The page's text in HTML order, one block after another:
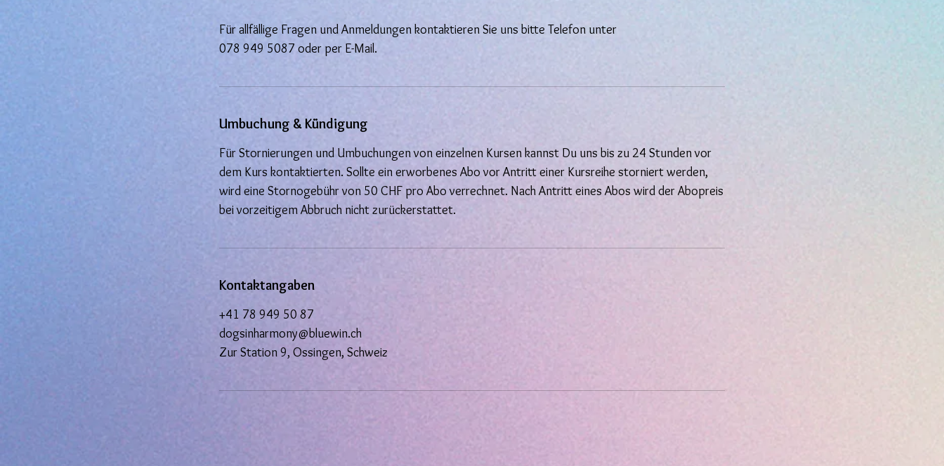
Für allfällige Fragen und Anmeldungen kontaktieren Sie uns bitte Telefon unter
078 949 5087 oder per E-Mail.
Umbuchung & Kündigung
Für Stornierungen und Umbuchungen von einzelnen Kursen kannst Du uns bis zu 24 Stunden vor
dem Kurs kontaktierten. Sollte ein erworbenes Abo vor Antritt einer Kursreihe storniert werden,
wird eine Stornogebühr von 50 CHF pro Abo verrechnet. Nach Antritt eines Abos wird der Abopreis
bei vorzeitigem Abbruch nicht zurückerstattet.
Kontaktangaben
+41 78 949 50 87
dogsinharmony@bluewin.ch
Zur Station 9, Ossingen, Schweiz